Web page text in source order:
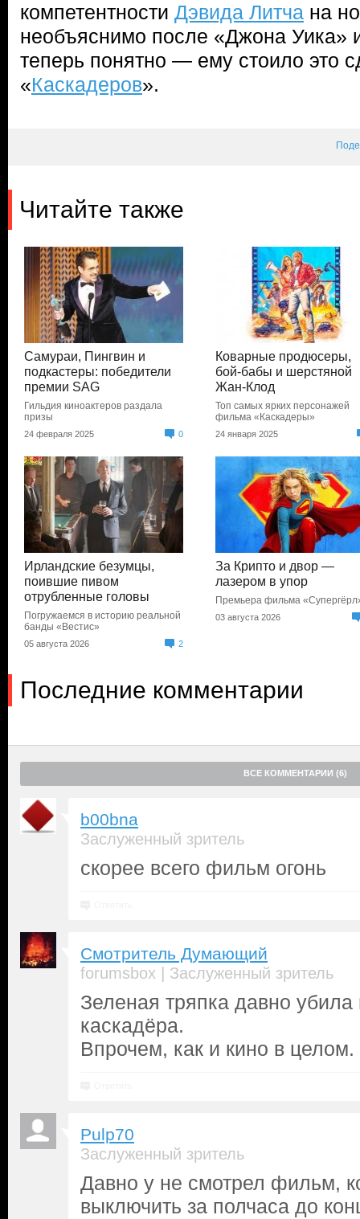
компетентности Дэвида Литча на
необъяснимо после «Джона Уика»
теперь понятно — ему стоило это
«Каскадеров».
Читайте также
Самураи, Пингвин и
подкастеры: победители
премии SAG
Гильдия киноактеров раздала
призы
24 февраля 2025 0
Коварные продюсеры,
бой-бабы и шерстяной
Жан-Клод
Топ самых ярких персонажей
фильма «Каскадеры»
24 января 2025
Ирландские безумцы,
поившие пивом
отрубленные головы
Погружаемся в историю реальной
банды «Вестис»
05 августа 2026 2
За Крипто и двор —
лазером в упор
Премьера фильма
03 августа 2026
Последние комментарии
ВСЕ КОММЕНТАРИИ (6)
b00bna
Заслуженный зритель
скорее всего фильм огонь
Смотритель Думающий
forumsbox | Заслуженный зритель
Зеленая тряпка давно
каскадёра.
Впрочем, как и кино в целом.
Pulp70
Заслуженный зритель
Давно у не смотрел фильм,
выключить за полчаса до